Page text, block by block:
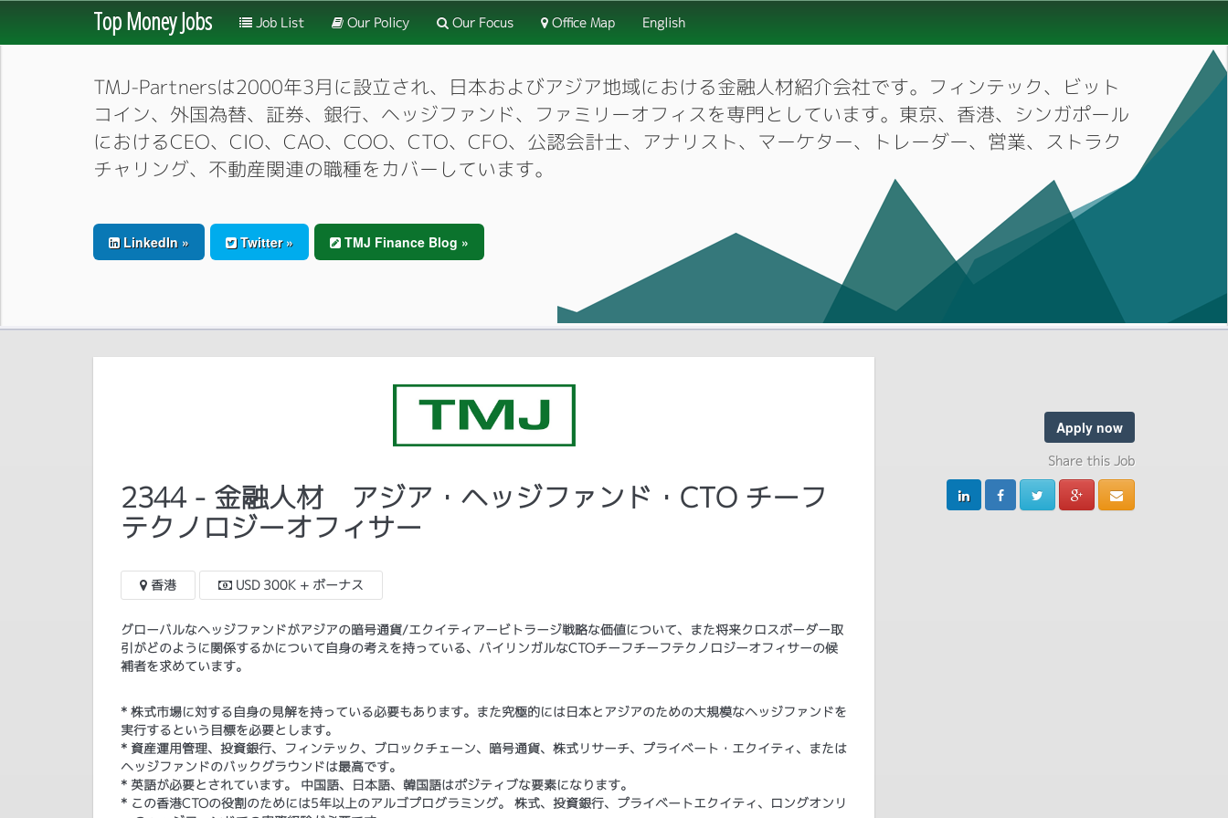
Top Money Jobs Job List Our Policy Our Focus Office Map English
TMJ-Partnersは2000年3月に設立され、日本およびアジア地域における金融人材紹介会社です。フィンテック、ビット
コイン、外国為替、証券、銀行、ヘッジファンド、ファミリーオフィスを専門としています。東京、香港、シンガポール
におけるCEO、CIO、CAO、COO、CTO、CFO、公認会計士、アナリスト、マーケター、トレーダー、営業、ストラク
チャリング、不動産関連の職種をカバーしています。
LinkedIn » Twitter » TMJ Finance Blog »
2344 - 金融人材 アジア・ヘッジファンド・CTO チーフ
テクノロジーオフィサー
香港 USD 300K + ボーナス
グローバルなヘッジファンドがアジアの暗号通貨/エクイティアービトラージ戦略な価値について、また将来クロスボーダー取
引がどのように関係するかについて自身の考えを持っている、バイリンガルなCTOチーフチーフテクノロジーオフィサーの候
補者を求めています。
* 株式市場に対する自身の見解を持っている必要もあります。また究極的には日本とアジアのための大規模なヘッジファンドを
実行するという目標を必要とします。
* 資産運用管理、投資銀行、フィンテック、ブロックチェーン、暗号通貨、株式リサーチ、プライベート・エクイティ、または
ヘッジファンドのバックグラウンドは最高です。
* 英語が必要とされています。 中国語、日本語、韓国語はポジティブな要素になります。
​* この香港CTOの役割のためには5年以上のアルゴプログラミング。 株式、投資銀行、プライベートエクイティ、ロングオンリ
Apply now
Share this Job